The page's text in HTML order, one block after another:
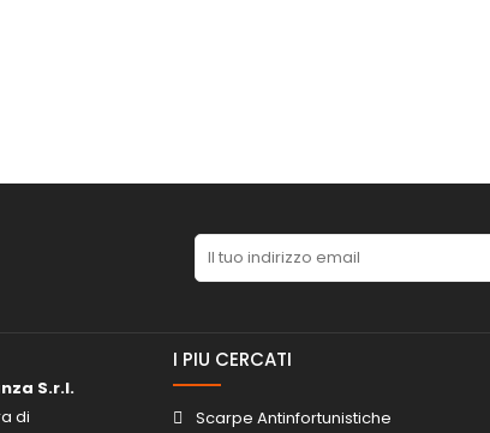
S.r.l.
di
I PIU CERCATI
Scarpe Antinfortunistiche